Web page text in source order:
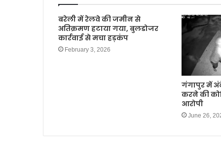
बरेली में रेलवे की जमीन से
अतिक्रमण हटाया गया, बुलडोजर
कार्रवाई से मचा हड़कंप
February 3, 2026
गंगापुर में
करने की
आरोपी
June 26,